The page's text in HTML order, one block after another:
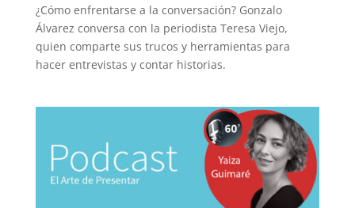
¿Cómo enfrentarse a la conversación? Gonzalo
Álvarez conversa con la periodista Teresa Viejo,
quien comparte sus trucos y herramientas para
hacer entrevistas y contar historias.